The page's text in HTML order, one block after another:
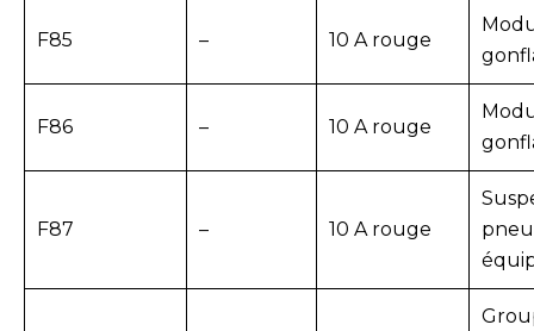
F85 – 10 A rouge
F86 – 10 A rouge
F87 – 10 A rouge